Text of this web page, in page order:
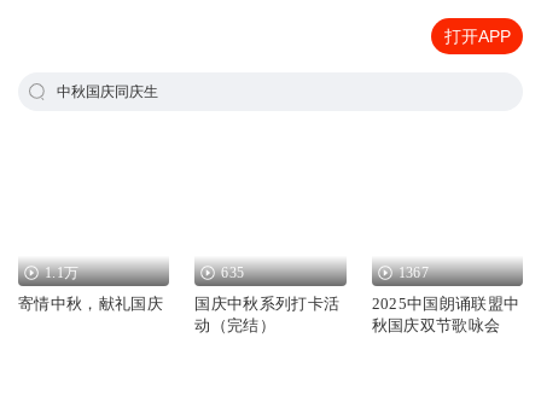
打开APP
中秋国庆同庆生
1.1万
寄情中秋，献礼国庆
635
国庆中秋系列打卡活
动（完结）
1367
2025中国朗诵联盟中
秋国庆双节歌咏会